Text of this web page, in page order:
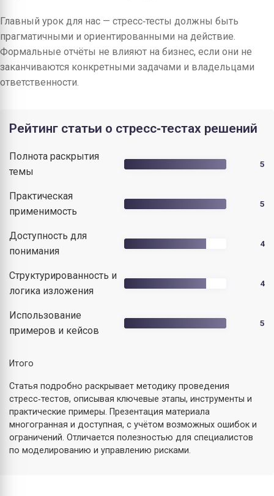
Главный урок для нас — стресс‑тесты должны быть
прагматичными и ориентированными на действие.
Формальные отчёты не влияют на бизнес, если они не
заканчиваются конкретными задачами и владельцами
ответственности.
Рейтинг статьи о стресс‑тестах решений
Полнота раскрытия
темы
5
Практическая
применимость
5
Доступность для
понимания
4
Структурированность и
логика изложения
4
Использование
примеров и кейсов
5
Итого
Статья подробно раскрывает методику проведения
стресс‑тестов, описывая ключевые этапы, инструменты и
практические примеры. Презентация материала
многогранная и доступная, с учётом возможных ошибок и
ограничений. Отличается полезностью для специалистов
по моделированию и управлению рисками.